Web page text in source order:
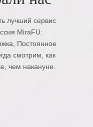
лучший сервис
MiraFU:
Постоянное
смотрим, как
чем накануне.